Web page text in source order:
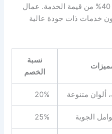
هناك عروض وخصومات تصل إلى 40% من قيمة الخدمة. عمال
خدمات ذات جودة عالية
نسبة
الخصم
ألوان متنوعة 20%
الجوية 25%